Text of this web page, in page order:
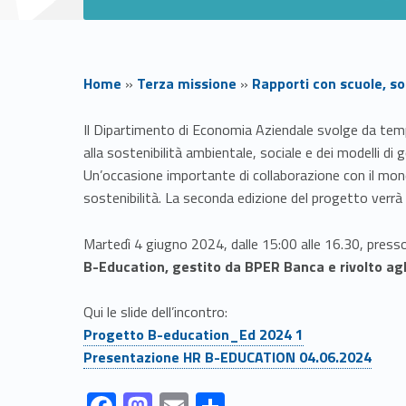
Home » Terza missione » Rapporti con scuole,
B
-
e
d
u
c
Il Dipartimento di Economia Aziendale svolge da
alla sostenibilità ambientale, sociale e dei modelli di
Un’occasione importante di collaborazione con il
sostenibilità. La seconda edizione del progetto
Martedì 4 giugno 2024, dalle 15:00 alle 16.30,
B-Education, gestito da BPER Banca e rivolto
Qui le slide dell’incontro:
Link identifier #identifier__36408-1
Progetto B-education_Ed 2024 1
Link identifier #identifier__25372-2
Presentazione HR B-EDUCATION 04.06.2024
Link identifier #identifier__116281-3
Link identifier #identifier__15804-4 Link identifier #identifier__7221-5 Link identifier #identifier__39036-6